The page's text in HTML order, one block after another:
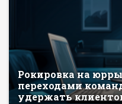
Рокировка на
переходами
удержать